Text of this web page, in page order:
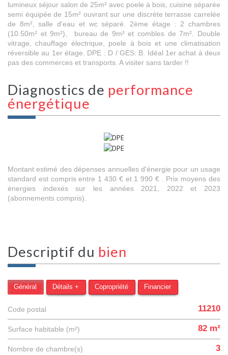
lumineux séjour salon de 25m² avec poele à bois, cuisine séparée
semi équipée de 15m² ouvrant sur une discrète terrasse carrelée
de 8m², salle d'eau et wc séparé. 2ème étage : 2 chambres
(10.50m² et 9m²), bureau de 9m² et combles de 7m². Double
vitrage, chauffage électrique, poele à bois et une climatisation
réversible au 1er étage. DPE : D / GES: B. Idéal 1er achat à deux
pas des commerces et transports. A visiter sans tarder !!
diagnostics de performance
énergétique
Montant estimé des dépenses annuelles d'énergie pour un usage
standard est compris entre 1 430 € et 1 990 € . Prix moyens des
énergies indexés sur les années 2021, 2022 et 2023
(abonnements compris).
descriptif du bien
Général Détails + Copropriété Financier
Code postal 11210
Surface habitable (m²) 82 m²
Nombre de chambre(s) 3